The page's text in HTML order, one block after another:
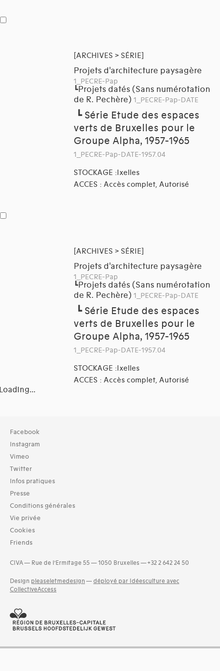
[ARCHIVES > SÉRIE]
Projets d'architecture paysagère
1_PECRE-Pap
┗Projets datés (Sans numérotation
de R. Pechère) 1_PECRE-Pap-DATE
┗ Série Etude des espaces
verts de Bruxelles pour le
Groupe Alpha, 1957-1965
1_PECRE-Pap-DATE-1957.04
STOCKAGE :Ixelles
ACCES : Accès complet, Autorisé
[ARCHIVES > SÉRIE]
Projets d'architecture paysagère
1_PECRE-Pap
┗Projets datés (Sans numérotation
de R. Pechère) 1_PECRE-Pap-DATE
┗ Série Etude des espaces
verts de Bruxelles pour le
Groupe Alpha, 1957-1965
1_PECRE-Pap-DATE-1957.04
STOCKAGE :Ixelles
ACCES : Accès complet, Autorisé
Collection
TOUT (3)
Archives (3)
Typologies documents
Séries (activités) (37)
11-architecture religieuse (1)
16-urbanisme et aménagement (41)
17-parc et jardins, privés (59)
18- parcs et jardins publics (60)
20-bâtiments, mobilier et éléments de jardins ou de parcs
(53)
21-horticulture (60)
Facebook
Instagram
Vimeo
Twitter
Infos pratiques
Presse
Conditions générales
Vie privée
Cookies
Friends
CIVA — Rue de l’Ermitage 55 — 1050 Bruxelles — +32 2 642 24 50
Design pleaseletmedesign — déployé par Idéesculture avec
CollectiveAccess